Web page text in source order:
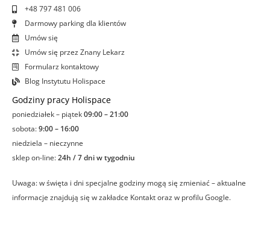
+48 797 481 006
Darmowy parking dla klientów
Umów się
Umów się przez Znany Lekarz
Formularz kontaktowy
Blog Instytutu Holispace
Godziny pracy Holispace
poniedziałek – piątek09:00 – 21:00
sobota:9:00 – 16:00
niedziela – nieczynne
sklep on-line:24h / 7 dni w tygodniu
Uwaga: w święta i dni specjalne godziny mogą się zmieniać – aktualne
informacje znajdują się w zakładce Kontakt oraz w profilu Google.